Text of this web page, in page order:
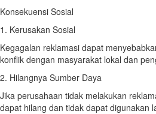
Konsekuensi Sosial
1. Kerusakan Sosial
Kegagalan reklamasi dapat
konflik dengan masyarakat lokal dan
2. Hilangnya Sumber Daya
Jika perusahaan tidak melakukan
dapat hilang dan tidak dapat digunakan